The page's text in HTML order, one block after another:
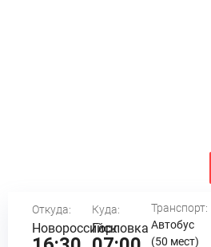
Откуда:
Новороссийск
Куда:
Горловка
Транспорт:
Автобус
(50 мест)